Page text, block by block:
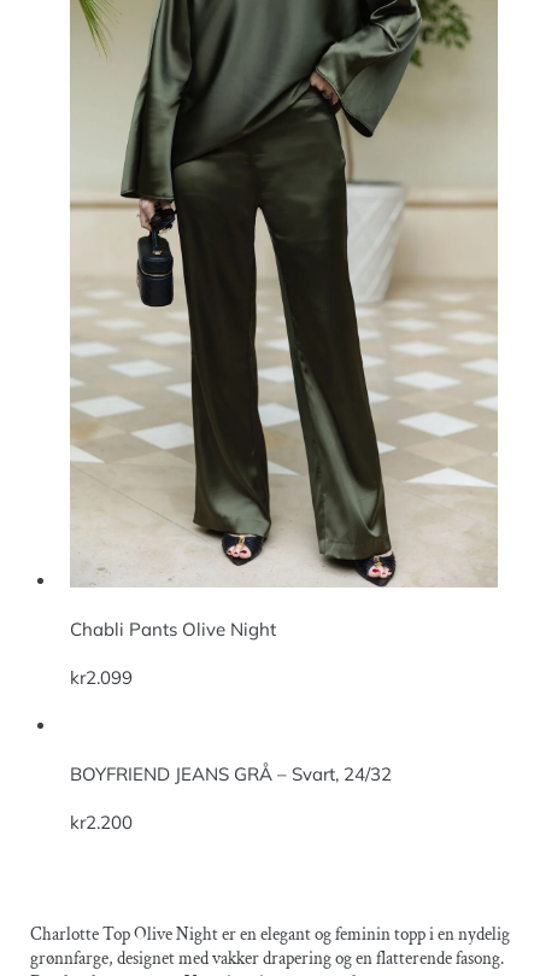
Chabli Pants Olive Night
kr2.099
BOYFRIEND JEANS GRÅ – Svart, 24/32
kr2.200
Charlotte Top Olive Night er en elegant og feminin topp i en nydelig
grønnfarge, designet med vakker drapering og en flatterende fasong.